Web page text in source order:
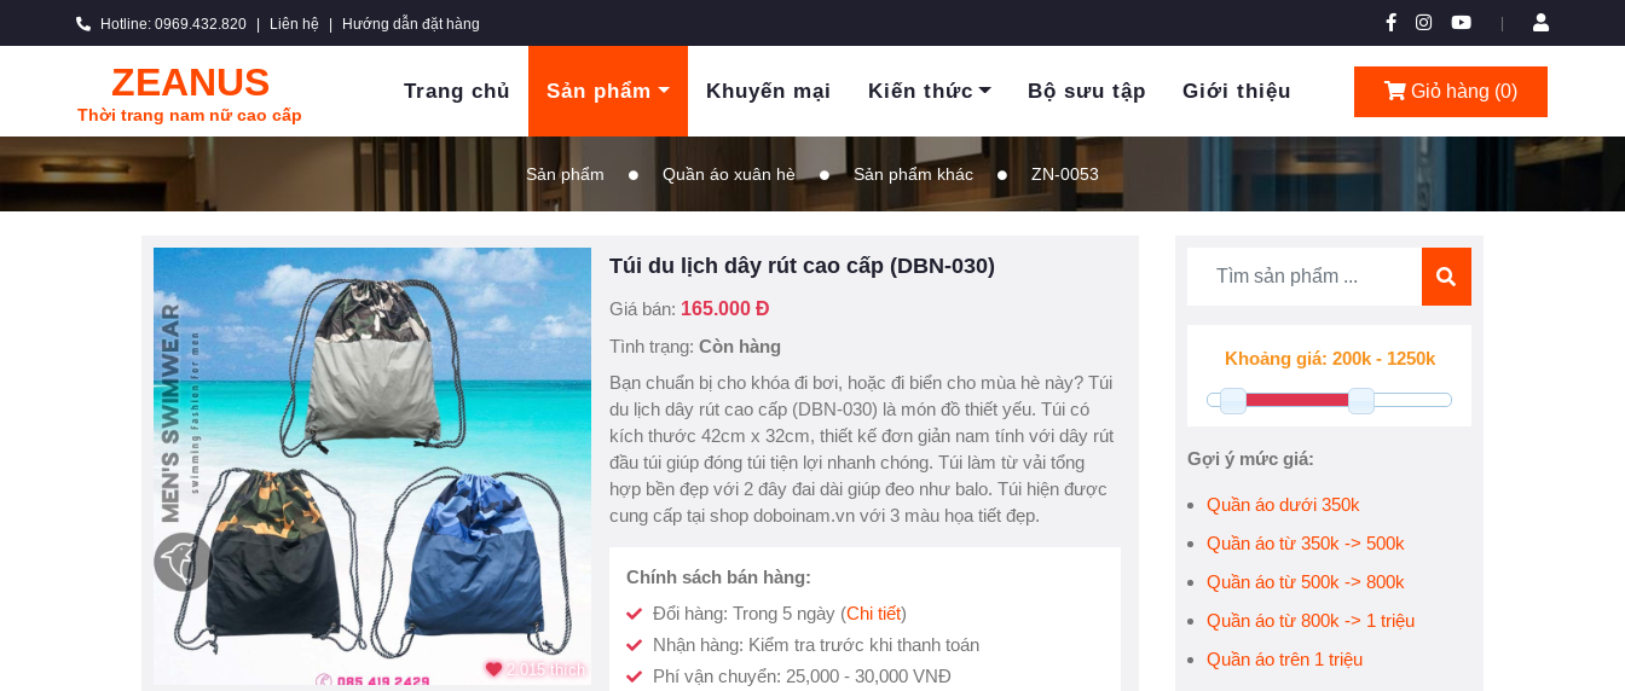
Hotline: 0969.432.820 Liên hệ Hướng dẫn đặt hàng
ZEANUS
Thời trang nam nữ cao cấp
Trang chủ Sản phẩm Khuyến mại Kiến thức Bộ sưu tập Giới thiệu Giỏ hàng (0)
Sản phẩm Quần áo xuân hè Sản phẩm khác ZN-0053
2.015 thích
Túi du lịch dây rút cao cấp (DBN-030)
Giá bán: 165.000 Đ
Tình trạng:Còn hàng
Bạn chuẩn bị cho khóa đi bơi, hoặc đi biển cho mùa hè này? Túi
du lịch dây rút cao cấp (DBN-030) là món đồ thiết yếu. Túi có
kích thước 42cm x 32cm, thiết kế đơn giản nam tính với dây rút
đầu túi giúp đóng túi tiện lợi nhanh chóng. Túi làm từ vải tổng
hợp bền đẹp với 2 đây đai dài giúp đeo như balo. Túi hiện được
cung cấp tại shop doboinam.vn với 3 màu họa tiết đẹp.
Chính sách bán hàng:
Đổi hàng: Trong 5 ngày (Chi tiết)
Nhận hàng: Kiểm tra trước khi thanh toán
Phí vận chuyển: 25,000 - 30,000 VNĐ
Gợi ý mức giá:
Quần áo dưới 350k
Quần áo từ 350k -> 500k
Quần áo từ 500k -> 800k
Quần áo từ 800k -> 1 triệu
Quần áo trên 1 triệu